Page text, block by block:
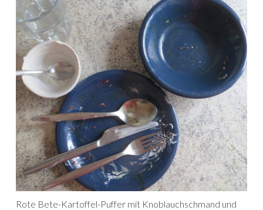
Rote Bete-Kartoffel-Puffer mit Knoblauchschmand und